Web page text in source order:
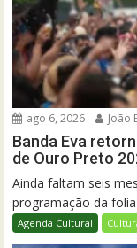
ago 6, 2026 João
Banda Eva
de Ouro Preto
Ainda faltam seis
programação da
Agenda Cultural